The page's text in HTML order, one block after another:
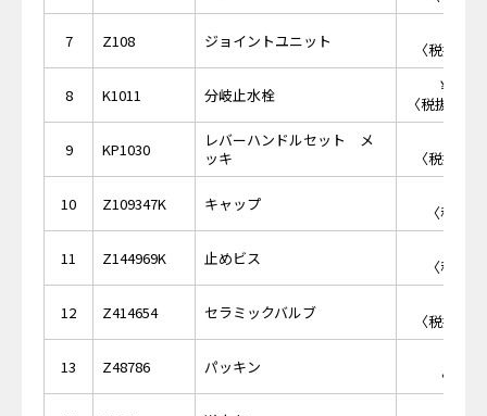
7 Z108 ジョイントユニット
〈税抜価
8 K1011 分岐止水栓
￥
〈税抜価格
9 KP1030
レバーハンドルセット メ
ッキ
〈税抜価
10 Z109347K キャップ
〈税抜
11 Z144969K 止めビス
〈税抜
12 Z414654 セラミックバルブ
〈税抜価
13 Z48786 パッキン
〈税抜